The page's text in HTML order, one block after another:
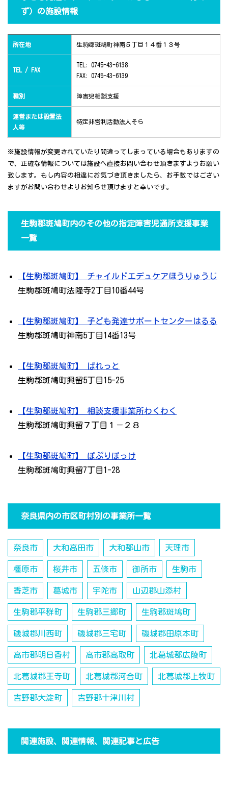
ず）の施設情報
所在地 生駒郡斑鳩町神南５丁目１４番１３号
TEL / FAX
TEL: 0745-43-6138
FAX: 0745-43-6139
種別 障害児相談支援
運営または設置法
人等
特定非営利活動法人そら
※施設情報が変更されていたり間違ってしまっている場合もありますの
で、正確な情報については施設へ直接お問い合わせ頂きますようお願い
致します。もし内容の相違にお気づき頂きましたら、お手数ではござい
ますがお問い合わせよりお知らせ頂けますと幸いです。
生駒郡斑鳩町内のその他の指定障害児通所支援事業
一覧
【生駒郡斑鳩町】 チャイルドエデュケアほうりゅうじ
生駒郡斑鳩町法隆寺2丁目10番44号
【生駒郡斑鳩町】 子ども発達サポートセンターはるる
生駒郡斑鳩町神南5丁目14番13号
【生駒郡斑鳩町】 ぱれっと
生駒郡斑鳩町興留5丁目15-25
【生駒郡斑鳩町】 相談支援事業所わくわく
生駒郡斑鳩町興留７丁目１－２８
【生駒郡斑鳩町】 ぽぷりぽっけ
生駒郡斑鳩町興留7丁目1-28
奈良県内の市区町村別の事業所一覧
奈良市 大和高田市 大和郡山市 天理市
橿原市 桜井市 五條市 御所市 生駒市
香芝市 葛城市 宇陀市 山辺郡山添村
生駒郡平群町 生駒郡三郷町 生駒郡斑鳩町
磯城郡川西町 磯城郡三宅町 磯城郡田原本町
高市郡明日香村 高市郡高取町 北葛城郡広陵町
北葛城郡王寺町 北葛城郡河合町 北葛城郡上牧町
吉野郡大淀町 吉野郡十津川村
関連施設、関連情報、関連記事と広告